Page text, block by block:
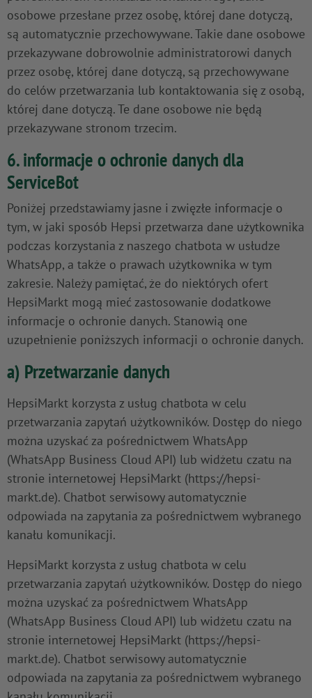
osobowe przesłane przez osobę, której dane dotyczą,
są automatycznie przechowywane. Takie dane osobowe
przekazywane dobrowolnie administratorowi danych
przez osobę, której dane dotyczą, są przechowywane
do celów przetwarzania lub kontaktowania się z osobą,
której dane dotyczą. Te dane osobowe nie będą
przekazywane stronom trzecim.
6. informacje o ochronie danych dla
ServiceBot
Poniżej przedstawiamy jasne i zwięzłe informacje o
tym, w jaki sposób Hepsi przetwarza dane użytkownika
podczas korzystania z naszego chatbota w usłudze
WhatsApp, a także o prawach użytkownika w tym
zakresie. Należy pamiętać, że do niektórych ofert
HepsiMarkt mogą mieć zastosowanie dodatkowe
informacje o ochronie danych. Stanowią one
uzupełnienie poniższych informacji o ochronie danych.
a) Przetwarzanie danych
HepsiMarkt korzysta z usług chatbota w celu
przetwarzania zapytań użytkowników. Dostęp do niego
można uzyskać za pośrednictwem WhatsApp
(WhatsApp Business Cloud API) lub widżetu czatu na
stronie internetowej HepsiMarkt (https://hepsi-
markt.de). Chatbot serwisowy automatycznie
odpowiada na zapytania za pośrednictwem wybranego
kanału komunikacji.
HepsiMarkt korzysta z usług chatbota w celu
przetwarzania zapytań użytkowników. Dostęp do niego
można uzyskać za pośrednictwem WhatsApp
(WhatsApp Business Cloud API) lub widżetu czatu na
stronie internetowej HepsiMarkt (https://hepsi-
markt.de). Chatbot serwisowy automatycznie
odpowiada na zapytania za pośrednictwem wybranego